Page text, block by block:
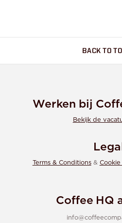
BACK TO
Werken bij
Bekijk de
Legal
Terms & Conditions&
Coffee HQ